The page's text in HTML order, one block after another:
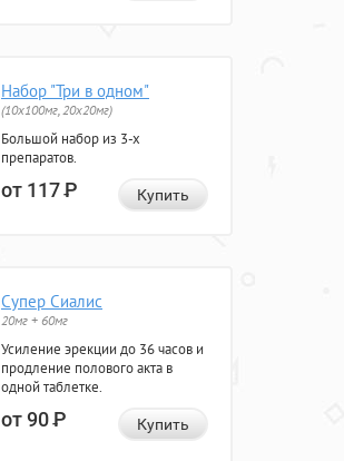
Набор "Три в одном"
(10x100мг, 20x20мг)
Большой набор из 3-х
препаратов.
от 117Р Купить
Супер Сиалис
20мг + 60мг
Усиление эрекции до 36 часов и
продление полового акта в
одной таблетке.
от 90Р Купить